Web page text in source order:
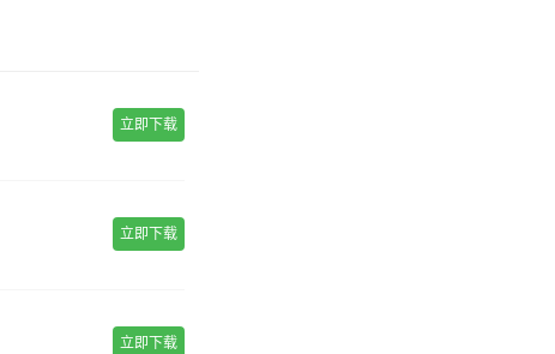
立即下载
立即下载
立即下载